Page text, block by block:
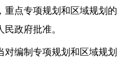
重点专项规划和区域规划的
政府批准。
编制专项规划和区域规划